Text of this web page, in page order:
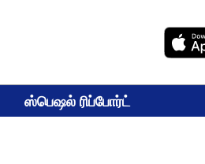
ஸ்பெஷல் ரிப்போர்ட்